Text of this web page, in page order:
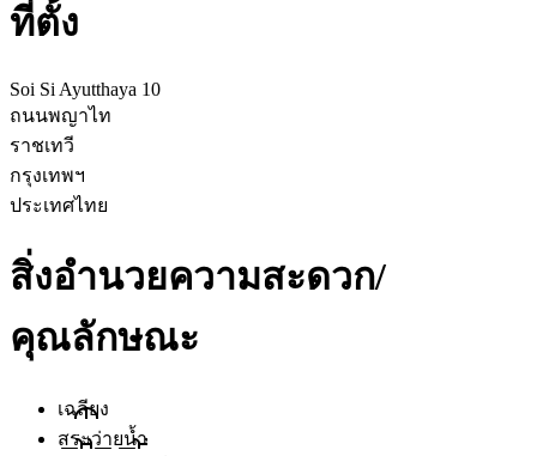
ที่ตั้ง
Soi Si Ayutthaya 10
ถนนพญาไท
ราชเทวี
กรุงเทพฯ
ประเทศไทย
สิ่งอำนวยความสะดวก/
คุณลักษณะ
เฉลียง
สระว่ายน้ำ